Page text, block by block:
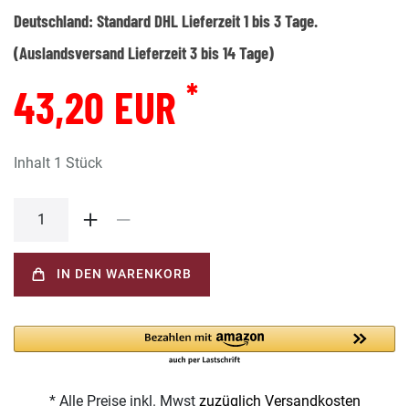
Deutschland: Standard DHL Lieferzeit 1 bis 3 Tage.
(Auslandsversand Lieferzeit 3 bis 14 Tage)
43,20 EUR *
Inhalt 1 Stück
IN DEN WARENKORB
* Alle Preise inkl. Mwst zuzüglich Versandkosten